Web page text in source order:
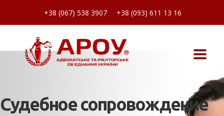
+38 (067) 538 3907 +38 (093) 611 13 16
Судебное сопровождение